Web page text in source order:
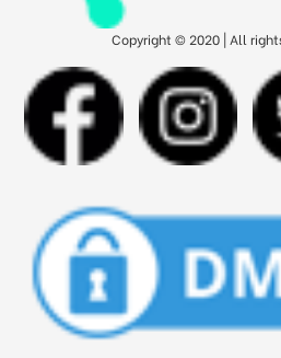
Copyright © 2020 | All